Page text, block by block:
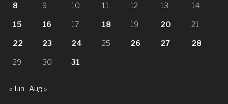
8 9 10 11 12 13 14
15 16 17 18 19 20 21
22 23 24 25 26 27 28
29 30 31
« Jun Aug »